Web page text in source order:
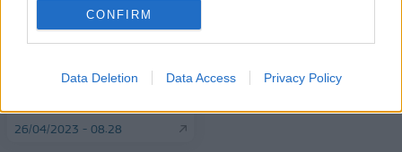
CONFIRM
Data Deletion Data Access Privacy Policy
Βαρουφάκης για
«Δήμητρα»: Δεν είναι
νόμισμα, αλλά πλατφόρμα
για να μην πληρώνουμε
προμήθειες στους
26/04/2023 - 08:28
Σουδάν - Αναμεσά τους ο
μητροπολίτης Σάββας